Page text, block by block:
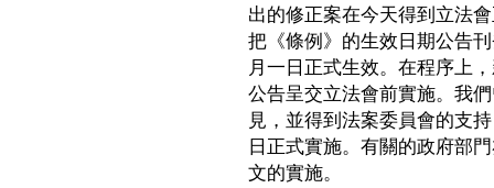
出的修正案在今天得到立法
把《條例》的生效日期公告
月一日正式生效。在程序上
公告呈交立法會前實施。我
見，並得到法案委員會的支
日正式實施。有關的政府部
文的實施。